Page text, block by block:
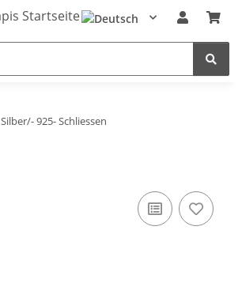
Silber/- 925- Schliessen